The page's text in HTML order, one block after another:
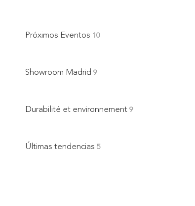
Próximos Eventos 10
Showroom Madrid 9
Durabilité et environnement 9
Últimas tendencias 5